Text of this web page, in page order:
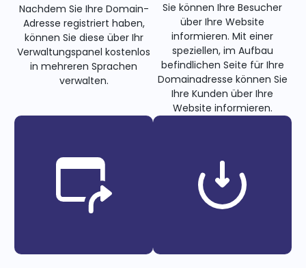
Nachdem Sie Ihre Domain-
Adresse registriert haben,
können Sie diese über Ihr
Verwaltungspanel kostenlos
in mehreren Sprachen
verwalten.
Sie können Ihre Besucher
über Ihre Website
informieren. Mit einer
speziellen, im Aufbau
befindlichen Seite für Ihre
Domainadresse können Sie
Ihre Kunden über Ihre
Website informieren.